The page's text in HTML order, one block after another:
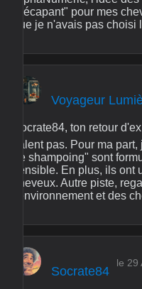
"décapant" pour mes
que je n'avais pas
Voyageur
Socrate84, ton retour
valent pas. Pour ma
de shampoing" sont
sensible. En plus, ils
cheveux. Autre piste,
l'environnement et des
Socrate84
le 29